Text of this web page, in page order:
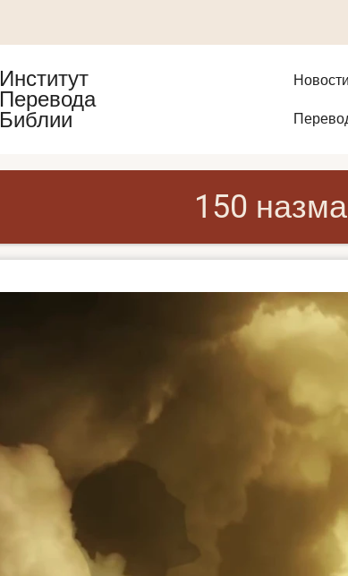
Институт
Перевода
Библии
Новости
150